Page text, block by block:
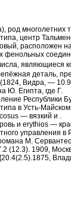
род многолетних
типа, центр
расположен
фенольных
являющиеся
деталь,
Видра, —
Ю. Египта, где Г.
Республики
типа в Усть-
— вязкий и .
и erythios —
управления в
М.
(12.3). 1909,
[20.4(2.5).1875,